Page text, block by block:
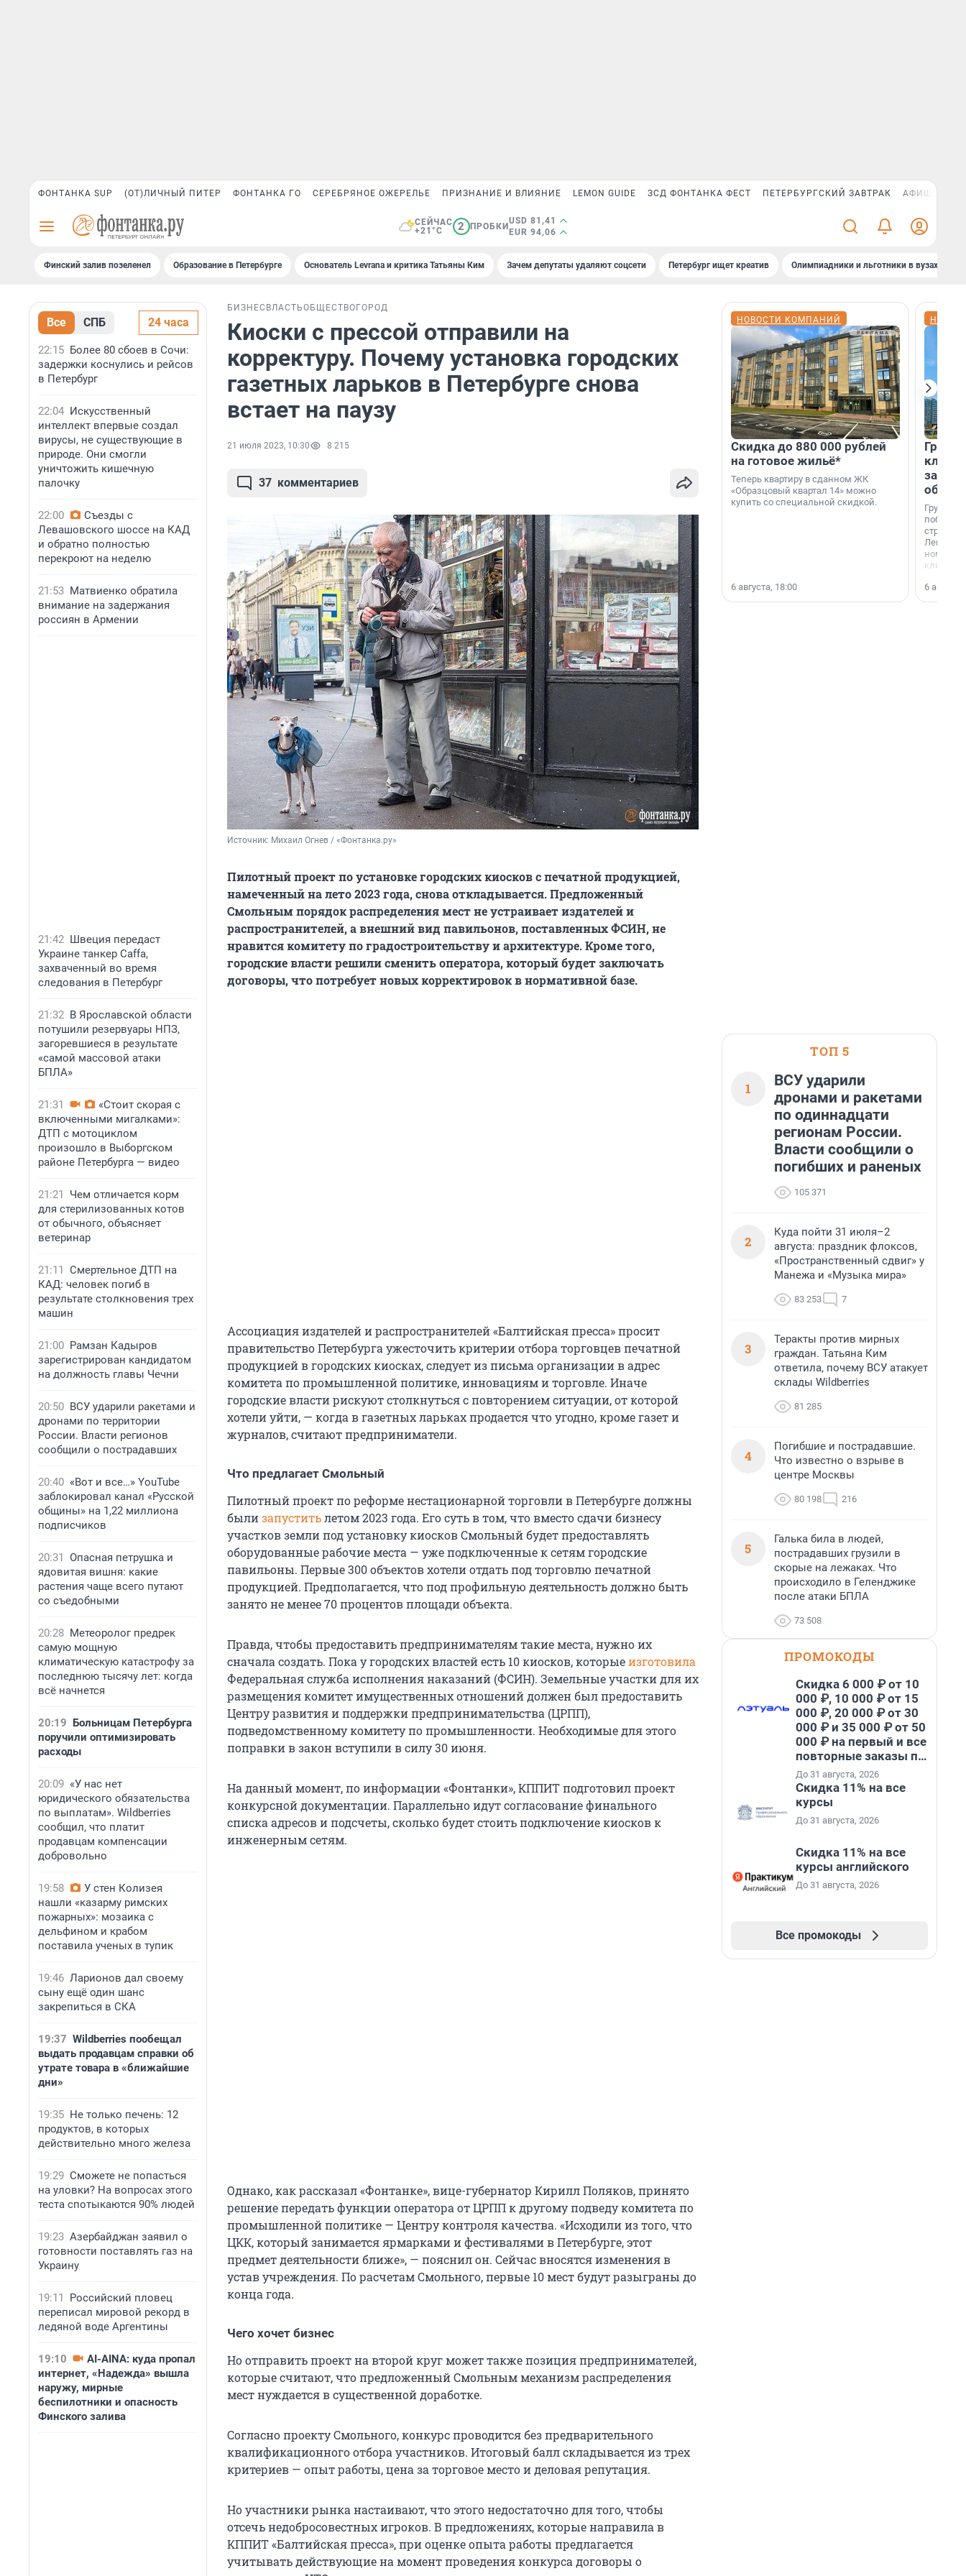
ФОНТАНКА SUP (ОТ)ЛИЧНЫЙ ПИТЕР ФОНТАНКА ГО СЕРЕБРЯНОЕ ОЖЕРЕЛЬЕ ПРИЗНАНИЕ И ВЛИЯНИЕ LEMON GUIDE ЗСД ФОНТАНКА ФЕСТ ПЕТЕРБУРГСКИЙ ЗАВТРАК АФИША PLUS
СЕЙЧАС
+21°C
2 ПРОБКИ
USD 81,41
EUR 94,06
Финский залив позеленел Образование в Петербурге Основатель Levrana и критика Татьяны Ким Зачем депутаты удаляют соцсети Петербург ищет креатив Олимпиадники и льготники в вузах СПб
Все СПБ 24 часа
22:15 Более 80 сбоев в Сочи:
задержки коснулись и рейсов
в Петербург
22:04 Искусственный
интеллект впервые создал
вирусы, не существующие в
природе. Они смогли
уничтожить кишечную
палочку
22:00
Съезды с
Левашовского шоссе на КАД
и обратно полностью
перекроют на неделю
21:53 Матвиенко обратила
внимание на задержания
россиян в Армении
21:42 Швеция передаст
Украине танкер Caffa,
захваченный во время
следования в Петербург
21:32 В Ярославской области
потушили резервуары НПЗ,
загоревшиеся в результате
«самой массовой атаки
БПЛА»
21:31
«Стоит скорая с
включенными мигалками»:
ДТП с мотоциклом
произошло в Выборгском
районе Петербурга — видео
21:21
Чем отличается корм
для стерилизованных котов
от обычного, объясняет
ветеринар
21:11 Смертельное ДТП на
КАД: человек погиб в
результате столкновения трех
машин
21:00 Рамзан Кадыров
зарегистрирован кандидатом
на должность главы Чечни
20:50 ВСУ ударили ракетами и
дронами по территории
России. Власти регионов
сообщили о пострадавших
20:40 «Вот и все…» YouTube
заблокировал канал «Русской
общины» на 1,22 миллиона
подписчиков
20:31 Опасная петрушка и
ядовитая вишня: какие
растения чаще всего путают
со съедобными
20:28 Метеоролог предрек
самую мощную
климатическую катастрофу за
последнюю тысячу лет: когда
всё начнется
20:19 Больницам Петербурга
поручили оптимизировать
расходы
20:09 «У нас нет
юридического обязательства
по выплатам». Wildberries
сообщил, что платит
продавцам компенсации
добровольно
19:58
У стен Колизея
нашли «казарму римских
пожарных»: мозаика с
дельфином и крабом
поставила ученых в тупик
19:46 Ларионов дал своему
сыну ещё один шанс
закрепиться в СКА
19:37 Wildberries пообещал
выдать продавцам справки об
утрате товара в «ближайшие
дни»
19:35 Не только печень: 12
продуктов, в которых
действительно много железа
19:29 Сможете не попасться
на уловки? На вопросах этого
теста спотыкаются 90% людей
19:23 Азербайджан заявил о
готовности поставлять газ на
Украину
19:11
Российский пловец
переписал мировой рекорд в
ледяной воде Аргентины
19:10
AI-AINA: куда пропал
интернет, «Надежда» вышла
наружу, мирные
беспилотники и опасность
Финского залива
БИЗНЕС ВЛАСТЬОБЩЕСТВО ГОРОД
Киоски с прессой отправили на
корректуру. Почему установка городских
газетных ларьков в Петербурге снова
встает на паузу
21 июля 2023, 10:30 8 215
37 комментариев
Источник: Михаил Огнев / «Фонтанка.ру»
Пилотный проект по установке городских киосков с печатной продукцией,
намеченный на лето 2023 года, снова откладывается. Предложенный
Смольным порядок распределения мест не устраивает издателей и
распространителей, а внешний вид павильонов, поставленных ФСИН, не
нравится комитету по градостроительству и архитектуре. Кроме того,
городские власти решили сменить оператора, который будет заключать
договоры, что потребует новых корректировок в нормативной базе.
Ассоциация издателей и распространителей «Балтийская пресса» просит
правительство Петербурга ужесточить критерии отбора торговцев печатной
продукцией в городских киосках, следует из письма организации в адрес
комитета по промышленной политике, инновациям и торговле. Иначе
городские власти рискуют столкнуться с повторением ситуации, от которой
хотели уйти, — когда в газетных ларьках продается что угодно, кроме газет и
журналов, считают предприниматели.
Что предлагает Смольный
Пилотный проект по реформе нестационарной торговли в Петербурге должны
былизапуститьлетом 2023 года. Его суть в том, что вместо сдачи бизнесу
участков земли под установку киосков Смольный будет предоставлять
оборудованные рабочие места — уже подключенные к сетям городские
павильоны. Первые 300 объектов хотели отдать под торговлю печатной
продукцией. Предполагается, что под профильную деятельность должно быть
занято не менее 70 процентов площади объекта.
Правда, чтобы предоставить предпринимателям такие места, нужно их
сначала создать. Пока у городских властей есть 10 киосков, которыеизготовила
Федеральная служба исполнения наказаний (ФСИН). Земельные участки для их
размещения комитет имущественных отношений должен был предоставить
Центру развития и поддержки предпринимательства (ЦРПП),
подведомственному комитету по промышленности. Необходимые для этого
поправки в закон вступили в силу 30 июня.
На данный момент, по информации «Фонтанки», КППИТ подготовил проект
конкурсной документации. Параллельно идут согласование финального
списка адресов и подсчеты, сколько будет стоить подключение киосков к
инженерным сетям.
Однако, как рассказал «Фонтанке», вице-губернатор Кирилл Поляков, принято
решение передать функции оператора от ЦРПП к другому подведу комитета по
промышленной политике — Центру контроля качества. «Исходили из того, что
ЦКК, который занимается ярмарками и фестивалями в Петербурге, этот
предмет деятельности ближе», — пояснил он. Сейчас вносятся изменения в
устав учреждения. По расчетам Смольного, первые 10 мест будут разыграны до
конца года.
Чего хочет бизнес
Но отправить проект на второй круг может также позиция предпринимателей,
которые считают, что предложенный Смольным механизм распределения
мест нуждается в существенной доработке.
Согласно проекту Смольного, конкурс проводится без предварительного
квалификационного отбора участников. Итоговый балл складывается из трех
критериев — опыт работы, цена за торговое место и деловая репутация.
Но участники рынка настаивают, что этого недостаточно для того, чтобы
отсечь недобросовестных игроков. В предложениях, которые направила в
КППИТ «Балтийская пресса», при оценке опыта работы предлагается
учитывать действующие на момент проведения конкурса договоры о
НОВОСТИ КОМПАНИЙ
Скидка до 880 000 рублей
на готовое жильё*
Теперь квартиру в сданном ЖК
«Образцовый квартал 14» можно
купить со специальной скидкой.
6 августа, 18:00
Группа
области».
6
ТОП 5
1
ВСУ ударили
дронами и ракетами
по одиннадцати
регионам России.
Власти сообщили о
погибших и раненых
105 371
2
Куда пойти 31 июля–2
августа: праздник флоксов,
«Пространственный сдвиг» у
Манежа и «Музыка мира»
83 253 7
3
Теракты против мирных
граждан. Татьяна Ким
ответила, почему ВСУ атакует
склады Wildberries
81 285
4
Погибшие и пострадавшие.
Что известно о взрыве в
центре Москвы
80 198 216
5
Галька била в людей,
пострадавших грузили в
скорые на лежаках. Что
происходило в Геленджике
после атаки БПЛА
73 508
ПРОМОКОДЫ
Скидка 6 000 ₽ от 10
000 ₽, 10 000 ₽ от 15
000 ₽, 20 000 ₽ от 30
000 ₽ и 35 000 ₽ от 50
000 ₽ на первый и все
повторные заказы по
промокоду НАБЕРИ
До 31 августа, 2026
Скидка 11% на все
курсы
До 31 августа, 2026
Скидка 11% на все
курсы английского
До 31 августа, 2026
Все промокоды